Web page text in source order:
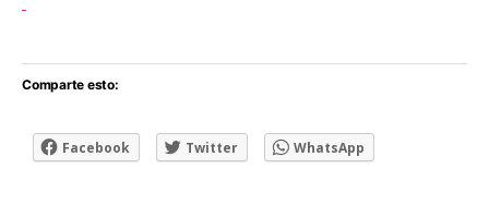
Comparte esto:
Facebook Twitter WhatsApp